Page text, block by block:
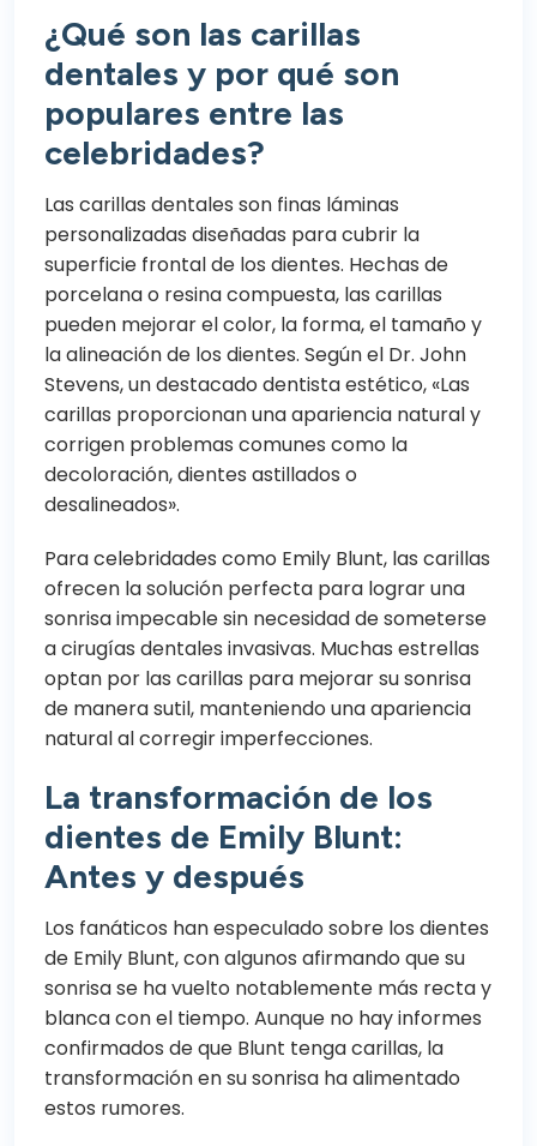
¿Qué son las carillas
dentales y por qué son
populares entre las
celebridades?
Las carillas dentales son finas láminas
personalizadas diseñadas para cubrir la
superficie frontal de los dientes. Hechas de
porcelana o resina compuesta, las carillas
pueden mejorar el color, la forma, el tamaño y
la alineación de los dientes. Según el Dr. John
Stevens, un destacado dentista estético, «Las
carillas proporcionan una apariencia natural y
corrigen problemas comunes como la
decoloración, dientes astillados o
desalineados».
Para celebridades como Emily Blunt, las carillas
ofrecen la solución perfecta para lograr una
sonrisa impecable sin necesidad de someterse
a cirugías dentales invasivas. Muchas estrellas
optan por las carillas para mejorar su sonrisa
de manera sutil, manteniendo una apariencia
natural al corregir imperfecciones.
La transformación de los
dientes de Emily Blunt:
Antes y después
Los fanáticos han especulado sobre los dientes
de Emily Blunt, con algunos afirmando que su
sonrisa se ha vuelto notablemente más recta y
blanca con el tiempo. Aunque no hay informes
confirmados de que Blunt tenga carillas, la
transformación en su sonrisa ha alimentado
estos rumores.